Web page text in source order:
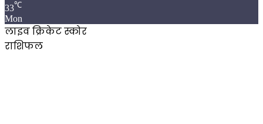
33℃
Mon
लाइव क्रिकेट स्कोर
राशिफल